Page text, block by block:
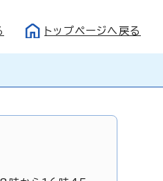
トップページへ戻る